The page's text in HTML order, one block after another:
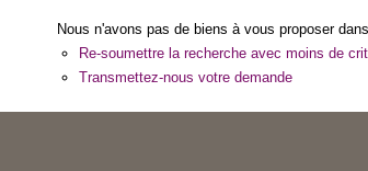
Nous n'avons pas de biens à vous proposer
Re-soumettre la recherche avec moins de
Transmettez-nous votre demande